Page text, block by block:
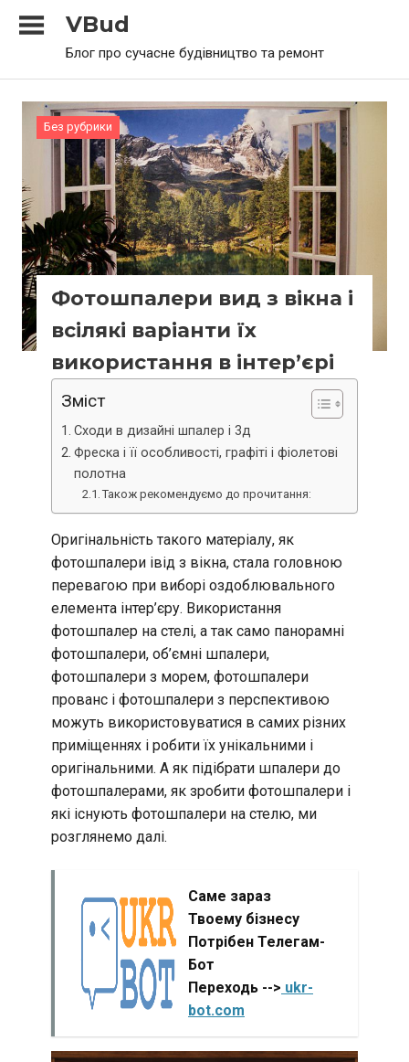
VBud
Блог про сучасне будівництво та ремонт
Без рубрики
Фотошпалери вид з вікна і
всілякі варіанти їх
використання в інтер’єрі
Зміст
Сходи в дизайні шпалер і 3д
Фреска і її особливості, графіті і фіолетові
полотна
Також рекомендуємо до прочитання:
Оригінальність такого матеріалу, як
фотошпалери івід з вікна, стала головною
перевагою при виборі оздоблювального
елемента інтер’єру. Використання
фотошпалер на стелі, а так само панорамні
фотошпалери, об’ємні шпалери,
фотошпалери з морем, фотошпалери
прованс і фотошпалери з перспективою
можуть використовуватися в самих різних
приміщеннях і робити їх унікальними і
оригінальними. А як підібрати шпалери до
фотошпалерами, як зробити фотошпалери і
які існують фотошпалери на стелю, ми
розглянемо далі.
Саме зараз
Твоему бізнесу
Потрібен Телегам-
Бот
Переходь --> ukr-
bot.com